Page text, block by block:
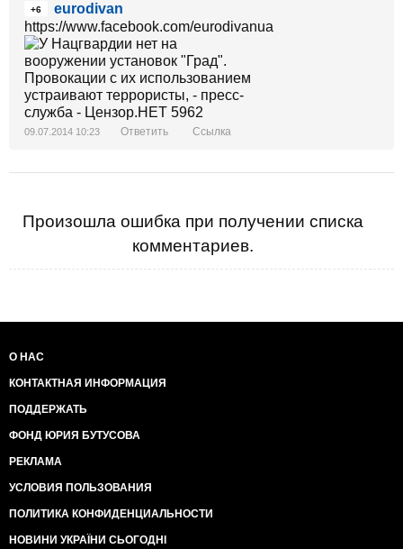
+6
eurodivan
https://www.facebook.com/eurodivanua
09.07.2014 10:23 Ответить Ссылка
Произошла ошибка при получении списка
комментариев.
О НАС
КОНТАКТНАЯ ИНФОРМАЦИЯ
ПОДДЕРЖАТЬ
ФОНД ЮРИЯ БУТУСОВА
РЕКЛАМА
УСЛОВИЯ ПОЛЬЗОВАНИЯ
ПОЛИТИКА КОНФИДЕНЦИАЛЬНОСТИ
НОВИНИ УКРАЇНИ СЬОГОДНІ